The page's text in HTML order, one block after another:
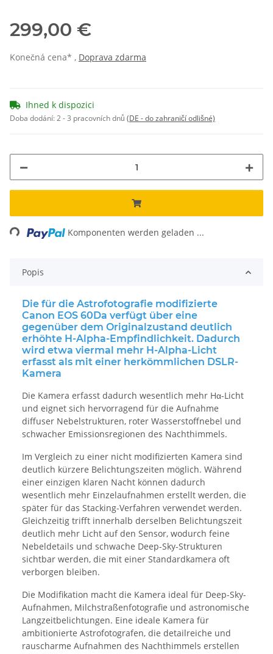
299,00 €
Konečná cena* , Doprava zdarma
Ihned k dispozici
Doba dodání:2 - 3 pracovních dnů (DE - do zahraničí odlišné)
Loading... Komponenten werden geladen ...
Popis
Die für die Astrofotografie modifizierte
Canon EOS 60Da verfügt über eine
gegenüber dem Originalzustand deutlich
erhöhte H-Alpha-Empfindlichkeit. Dadurch
wird etwa viermal mehr H-Alpha-Licht
erfasst als mit einer herkömmlichen DSLR-
Kamera
Die Kamera erfasst dadurch wesentlich mehr Hα-Licht
und eignet sich hervorragend für die Aufnahme
diffuser Nebelstrukturen, roter Wasserstoffnebel und
schwacher Emissionsregionen des Nachthimmels.
Im Vergleich zu einer nicht modifizierten Kamera sind
deutlich kürzere Belichtungszeiten möglich. Während
einer einzigen klaren Nacht können dadurch
wesentlich mehr Einzelaufnahmen erstellt werden, die
später für das Stacking-Verfahren verwendet werden.
Gleichzeitig trifft innerhalb derselben Belichtungszeit
deutlich mehr Licht auf den Sensor, wodurch feine
Nebeldetails und schwache Deep-Sky-Strukturen
sichtbar werden, die mit einer Standardkamera oft
verborgen bleiben.
Die Modifikation macht die Kamera ideal für Deep-Sky-
Aufnahmen, Milchstraßenfotografie und astronomische
Langzeitbelichtungen. Eine ideale Kamera für
ambitionierte Astrofotografen, die detailreiche und
rauscharme Aufnahmen des Nachthimmels erstellen